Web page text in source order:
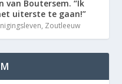
van Boutersem. “Ik
uiterste te gaan!”
, Zoutleeuw